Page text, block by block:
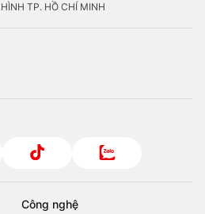
TP. HỒ CHÍ MINH
Công nghệ